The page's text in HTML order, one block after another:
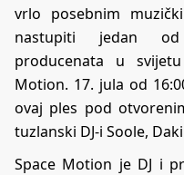
vrlo posebnim
nastupiti jedan od
producenata u
Motion. 17. jula od
ovaj ples pod
tuzlanski DJ-i Soole,
Space Motion je DJ i